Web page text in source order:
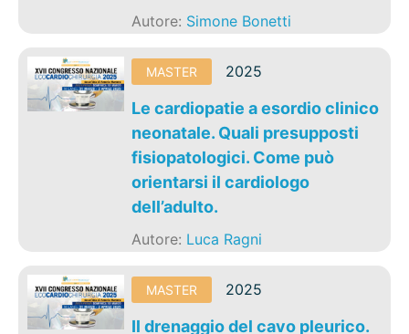
Autore: Simone Bonetti
MASTER 2025
Le cardiopatie a esordio clinico
neonatale. Quali presupposti
fisiopatologici. Come può
orientarsi il cardiologo
dell’adulto.
Autore: Luca Ragni
MASTER 2025
Il drenaggio del cavo pleurico.